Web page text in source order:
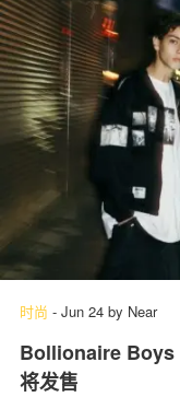
时尚 - Jun 24 by Near
Bollionaire Boys
将发售